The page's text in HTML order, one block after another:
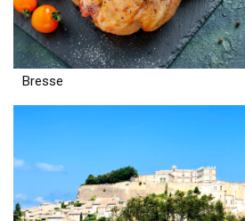
Bresse